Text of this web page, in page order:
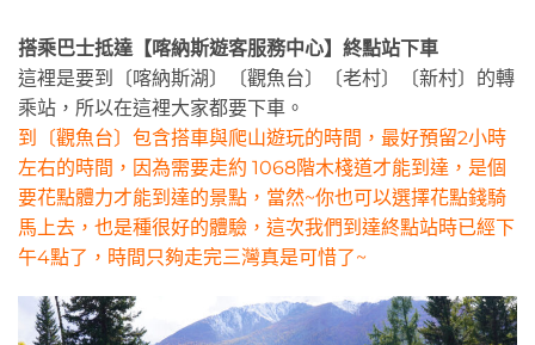
搭乘巴士抵達【喀納斯遊客服務中心】終點站下車
這裡是要到〔喀納斯湖〕〔觀魚台〕〔老村〕〔新村〕的轉
乘站，所以在這裡大家都要下車。
到〔觀魚台〕包含搭車與爬山遊玩的時間，最好預留2小時
左右的時間，因為需要走約 1068階木棧道才能到達，是個
要花點體力才能到達的景點，當然~你也可以選擇花點錢騎
馬上去，也是種很好的體驗，這次我們到達終點站時已經下
午4點了，時間只夠走完三灣真是可惜了~